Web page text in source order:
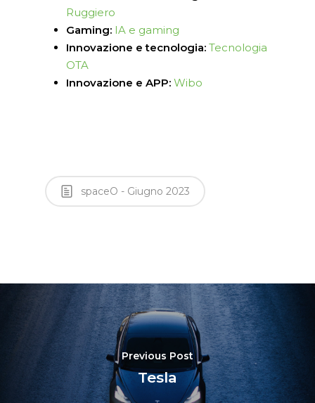
Ruggiero
Gaming: IA e gaming
Innovazione e tecnologia: Tecnologia
OTA
Innovazione e APP: Wibo
spaceO - Giugno 2023
Previous Post
Tesla